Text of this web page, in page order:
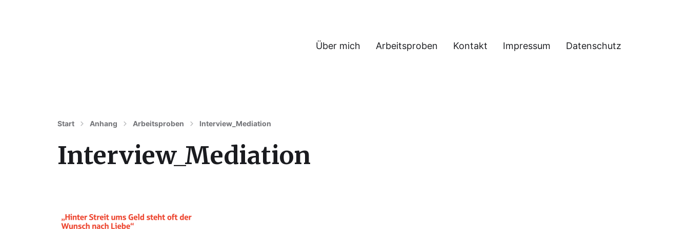
Über mich Arbeitsproben Kontakt Impressum Datenschutz
Start Anhang Arbeitsproben Interview_Mediation
Interview_Mediation